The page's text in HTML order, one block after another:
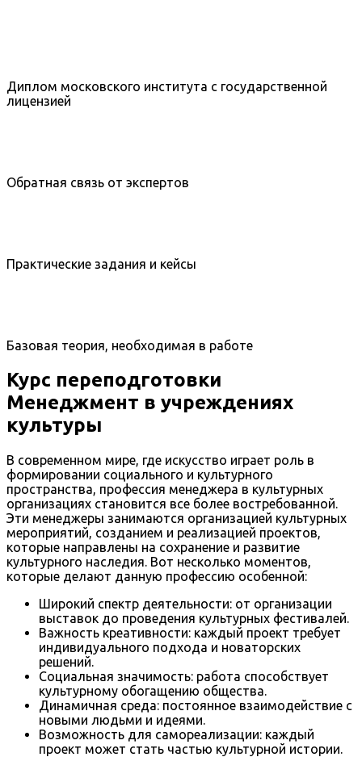
Диплом московского института с государственной
лицензией
Обратная связь от экспертов
Практические задания и кейсы
Базовая теория, необходимая в работе
Курс переподготовки
Менеджмент в учреждениях
культуры
В современном мире, где искусство играет роль в
формировании социального и культурного
пространства, профессия менеджера в культурных
организациях становится все более востребованной.
Эти менеджеры занимаются организацией культурных
мероприятий, созданием и реализацией проектов,
которые направлены на сохранение и развитие
культурного наследия. Вот несколько моментов,
которые делают данную профессию особенной:
Широкий спектр деятельности: от организации
выставок до проведения культурных фестивалей.
Важность креативности: каждый проект требует
индивидуального подхода и новаторских
решений.
Социальная значимость: работа способствует
культурному обогащению общества.
Динамичная среда: постоянное взаимодействие с
новыми людьми и идеями.
Возможность для самореализации: каждый
проект может стать частью культурной истории.